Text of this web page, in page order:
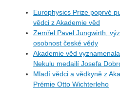
Europhysics Prize poprvé
vědci z Akademie věd
Zemřel Pavel Jungwirth,
osobnost české vědy
Akademie věd
Nekulu medailí Josefa
Mladí vědci a vědkyně z
Prémie Otto Wichterleho